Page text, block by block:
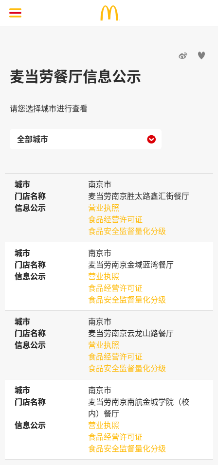
 
麦当劳餐厅信息公示
请您选择城市进行查看

城市
城市
南京市
门店名称
门店名称
麦当劳南京胜太路鑫汇街餐厅
信息公示
信息公示
营业执照
食品经营许可证
食品安全监督量化分级
城市
城市
南京市
门店名称
门店名称
麦当劳南京金域蓝湾餐厅
信息公示
信息公示
营业执照
食品经营许可证
食品安全监督量化分级
城市
城市
南京市
门店名称
门店名称
麦当劳南京云龙山路餐厅
信息公示
信息公示
营业执照
食品经营许可证
食品安全监督量化分级
城市
城市
南京市
门店名称
门店名称
麦当劳南京南航金城学院（校
内）餐厅
信息公示
信息公示
营业执照
食品经营许可证
食品安全监督量化分级